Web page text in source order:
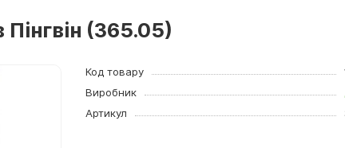
(365.05)
Код товару
Виробник
Артикул